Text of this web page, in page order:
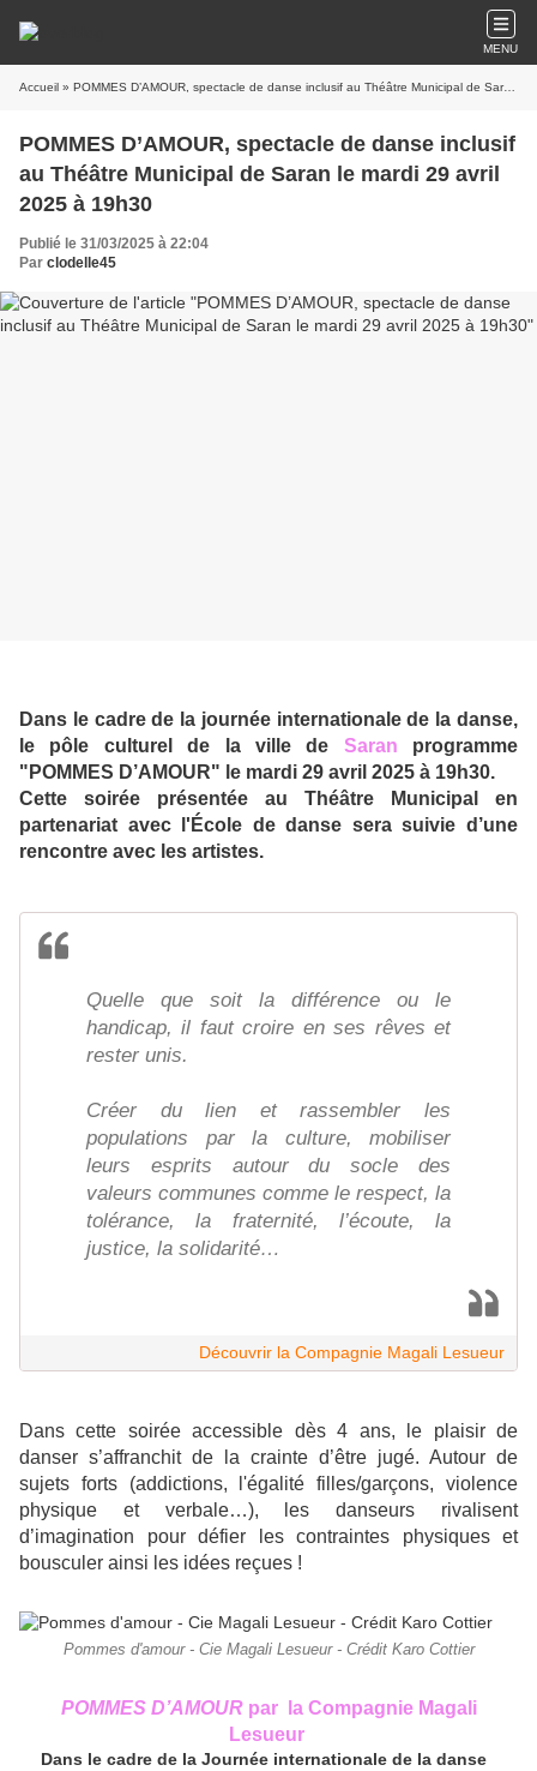
MENU
Accueil » POMMES D’AMOUR, spectacle de danse inclusif au Théâtre Municipal de Saran le mardi 29 avril 2025 à 19h30
POMMES D’AMOUR, spectacle de danse inclusif
au Théâtre Municipal de Saran le mardi 29 avril
2025 à 19h30
Publié le 31/03/2025 à 22:04
Par clodelle45
Dans le cadre de la journée internationale de la danse,
le pôle culturel de la ville de Saran programme
"POMMES D’AMOUR" le mardi 29 avril 2025 à 19h30.
Cette soirée présentée au Théâtre Municipal en
partenariat avec l'École de danse sera suivie d’une
rencontre avec les artistes.
Quelle que soit la différence ou le
handicap, il faut croire en ses rêves et
rester unis.
Créer du lien et rassembler les
populations par la culture, mobiliser
leurs esprits autour du socle des
valeurs communes comme le respect, la
tolérance, la fraternité, l’écoute, la
justice, la solidarité…
Découvrir la Compagnie Magali Lesueur
Dans cette soirée accessible dès 4 ans, le plaisir de
danser s’affranchit de la crainte d’être jugé. Autour de
sujets forts (addictions, l'égalité filles/garçons, violence
physique et verbale…), les danseurs rivalisent
d’imagination pour défier les contraintes physiques et
bousculer ainsi les idées reçues !
Pommes d'amour - Cie Magali Lesueur - Crédit Karo Cottier
POMMES D’AMOURpar
la Compagnie Magali
Lesueur
Dans le cadre de la Journée internationale de la danse